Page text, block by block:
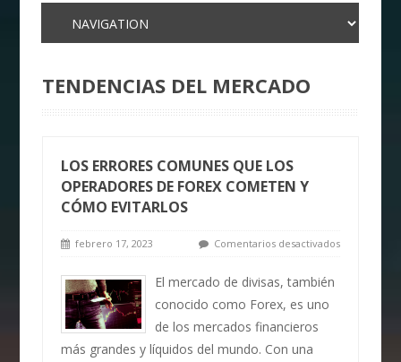
TENDENCIAS DEL MERCADO
LOS ERRORES COMUNES QUE LOS
OPERADORES DE FOREX COMETEN Y
CÓMO EVITARLOS
febrero 17, 2023 Comentarios desactivados
El mercado de divisas, también
conocido como Forex, es uno
de los mercados financieros
más grandes y líquidos del mundo. Con una